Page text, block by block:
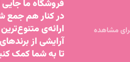
فروشگاه ما
در کنار هم جمع
ارائه‌ی
آرایشی از
تا به شما کمک